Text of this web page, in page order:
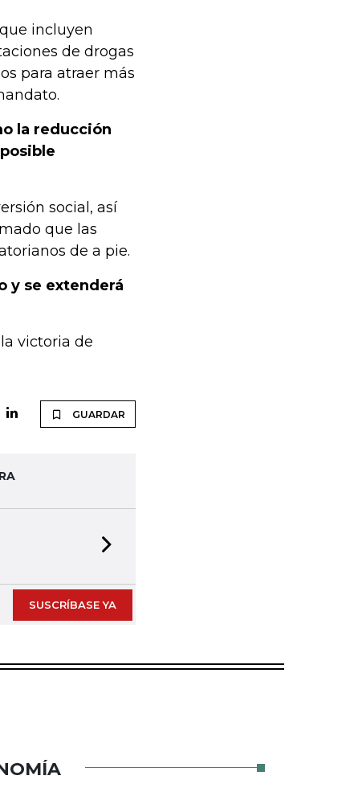
incluyen
de drogas
para atraer más
la reducción
social, así
que las
de a pie.
y se extenderá
victoria de
GUARDAR
SUSCRÍBASE YA